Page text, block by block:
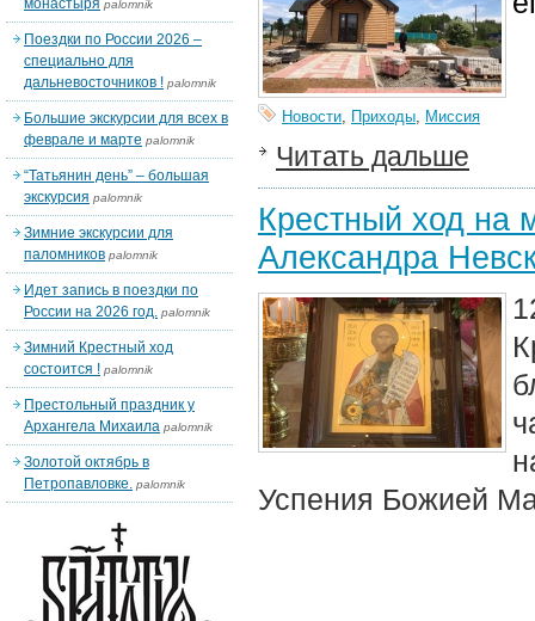
Новости, Приходы, Миссия
Читать дальше
Крестный ход на
Александра
Успения Божией
монастыря palomnik
Поездки по России 2026 –
специально для
дальневосточников ! palomnik
Большие экскурсии для всех в
феврале и марте palomnik
“Татьянин день” – большая
экскурсия palomnik
Зимние экскурсии для
паломников palomnik
Идет запись в поездки по
России на 2026 год. palomnik
Зимний Крестный ход
состоится ! palomnik
Престольный праздник у
Архангела Михаила palomnik
Золотой октябрь в
Петропавловке. palomnik